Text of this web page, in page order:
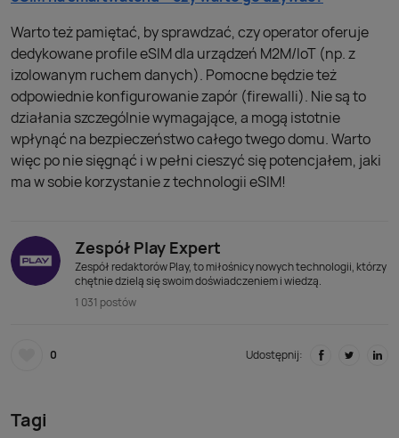
Warto też pamiętać, by sprawdzać, czy operator oferuje
dedykowane profile eSIM dla urządzeń M2M/IoT (np. z
izolowanym ruchem danych). Pomocne będzie też
odpowiednie konfigurowanie zapór (firewalli). Nie są to
działania szczególnie wymagające, a mogą istotnie
wpłynąć na bezpieczeństwo całego twego domu. Warto
więc po nie sięgnąć i w pełni cieszyć się potencjałem, jaki
ma w sobie korzystanie z technologii eSIM!
Zespół Play Expert
Zespół redaktorów Play, to miłośnicy nowych technologii, którzy
chętnie dzielą się swoim doświadczeniem i wiedzą.
1 031 postów
0 Udostępnij:
Tagi